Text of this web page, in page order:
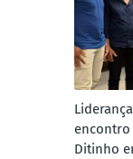
encontro
Ditinho